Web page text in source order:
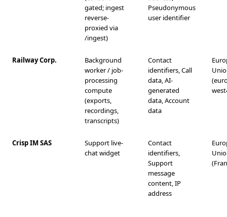
gated; ingest
reverse-
proxied via
/ingest)
Pseudonymous
user identifier
Railway Corp.
Background
worker / job-
processing
compute
(exports,
recordings,
transcripts)
Contact
identifiers, Call
data, AI-
generated
data, Account
data
Crisp IM SAS
Support live-
chat widget
Contact
identifiers,
Support
message
content, IP
address